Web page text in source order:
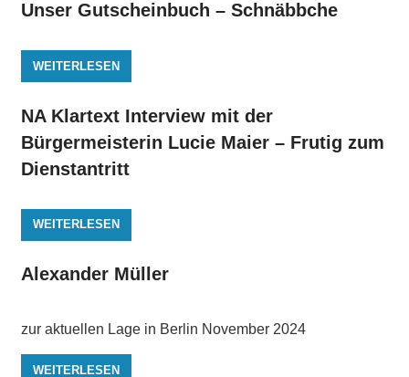
Unser Gutscheinbuch – Schnäbbche
WEITERLESEN
NA Klartext Interview mit der
Bürgermeisterin Lucie Maier – Frutig zum
Dienstantritt
WEITERLESEN
Alexander Müller
zur aktuellen Lage in Berlin November 2024
WEITERLESEN